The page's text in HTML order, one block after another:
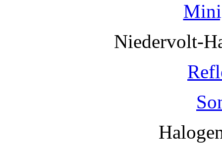
Niedervolt-